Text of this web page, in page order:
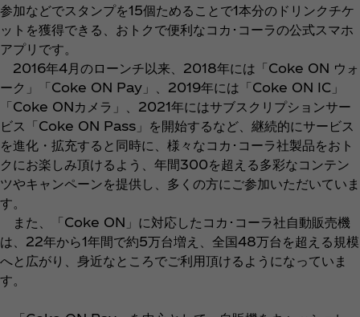
参加などでスタンプを15個ためることで1本分のドリンクチケ
ットを獲得できる、おトクで便利なコカ･コーラの公式スマホ
アプリです。
2016年4月のローンチ以来、2018年には「Coke ON ウォ
ーク」「Coke ON Pay」、2019年には「Coke ON IC」
「Coke ONカメラ」、2021年にはサブスクリプションサー
ビス「Coke ON Pass」を開始するなど、継続的にサービス
を進化・拡充すると同時に、様々なコカ･コーラ社製品をおト
クにお楽しみ頂けるよう、年間300を超える多彩なコンテン
ツやキャンペーンを提供し、多くの方にご参加いただいていま
す。
また、「Coke ON」に対応したコカ･コーラ社自動販売機
は、22年から1年間で約5万台増え、全国48万台を超える規模
へと広がり、身近なところでご利用頂けるようになっていま
す。